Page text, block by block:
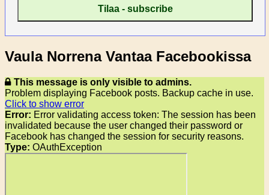
Vaula Norrena Vantaa Facebookissa
This message is only visible to admins.
Problem displaying Facebook posts. Backup cache in use.
Click to show error
Error: Error validating access token: The session has been
invalidated because the user changed their password or
Facebook has changed the session for security reasons.
Type: OAuthException